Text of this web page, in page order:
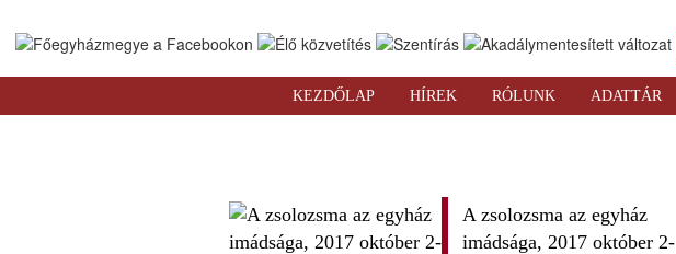
KEZDŐLAP HÍREK RÓLUNK ADATTÁR
A zsolozsma az egyház
imádsága, 2017 október 2-